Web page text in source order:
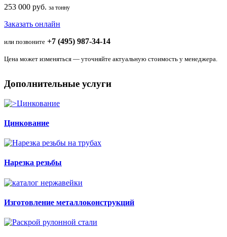
253 000 руб. за тонну
Заказать онлайн
или позвоните +7 (495) 987-34-14
Цена может изменяться — уточняйте актуальную стоимость у менеджера.
Дополнительные услуги
Цинкование
Нарезка резьбы
Изготовление металлоконструкций